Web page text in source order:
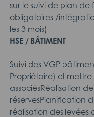
sur le suivi de plan
obligatoires /
les 3 mois)
HSE / BÂTIMENT
Suivi des VGP
Propriétaire) et
associésRéalisation
réservesPlanification
réalisation des levées